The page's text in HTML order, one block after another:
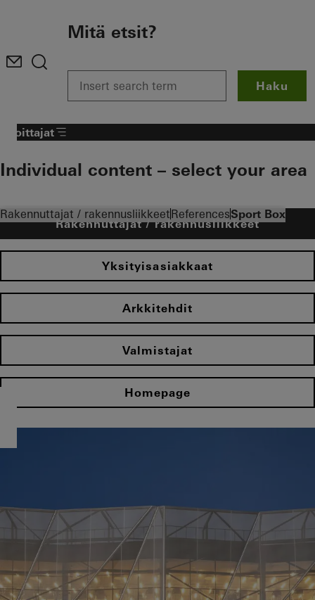
Mitä etsit?
Haku
Rakennuttajat / rakennusliikkeetReferencesSport Box
Sijoittajat
Individual content – select your area
Rakennuttajat / rakennusliikkeet
Yksityisasiakkaat
Arkkitehdit
Valmistajat
Homepage